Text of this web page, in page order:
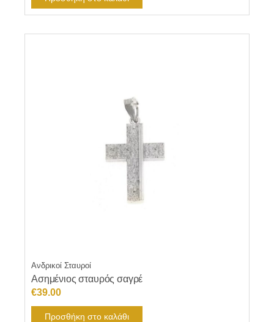
Ανδρικοί Σταυροί
Ασημένιος σταυρός σαγρέ
€39.00
Προσθήκη στο καλάθι